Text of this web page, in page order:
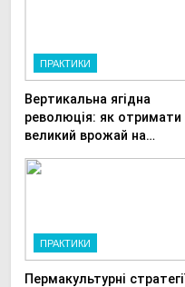
ПРАКТИКИ
Вертикальна ягідна
революція: як отримати
великий врожай на
ПРАКТИКИ
Пермакультурні